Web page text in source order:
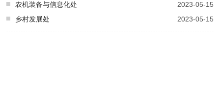
2023-05-15
农机装备与信息化处
2023-05-15
乡村发展处